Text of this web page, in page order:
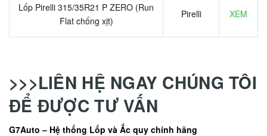
Lốp Pirelli 315/35R21 P ZERO (Run
Flat chống xịt)
Pirelli XEM
>>>LIÊN HỆ NGAY CHÚNG TÔI
ĐỂ ĐƯỢC TƯ VẤN
G7Auto – Hệ thống Lốp và Ắc quy chính hãng